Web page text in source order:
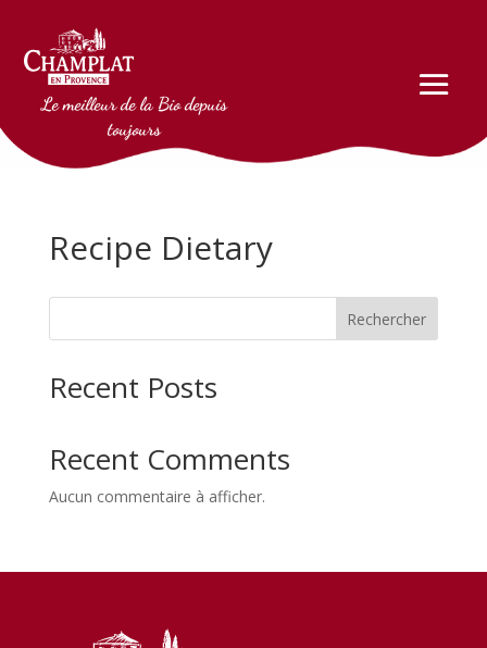
Le meilleur de la Bio depuis
toujours
Recipe Dietary
Rechercher
Recent Posts
Recent Comments
Aucun commentaire à afficher.